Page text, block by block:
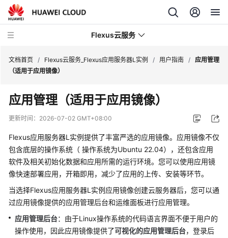
Flexus云服务
最
动
态
产
品
介
绍
快
文档首页 / Flexus云服务_Flexus应用服务器L实例 / 用户指南 / 应用管理
（适用于应用镜像）
应用管理（适用于应用镜像）
更新时间： 2026-07-02 GMT+08:00
Flexus应用服务器L实例提供了丰富严选的应用镜像。 应用镜像不仅
包含底层的操作系统（ 操作系统为Ubuntu 22.04），还包含应用
软件及相关初始化数据和应用所需的运行环境。您可以使用应用镜
像快速部署应用，开箱即用，减少了应用的上传、安装等环节。
当选择Flexus应用服务器L实例应用镜像创建云服务器后，您可以通
过应用镜像提供的应用管理后台和运维面板进行应用管理。
应用管理后台：由于Linux操作系统的代码语言界面不便于用户的
操作使用，因此应用镜像提供了可视化的应用管理后台，登录后